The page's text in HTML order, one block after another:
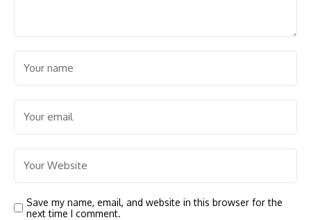
Save my name, email, and website in this browser for the
next time I comment.